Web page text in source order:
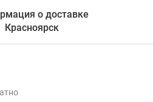
о доставке
Красноярск